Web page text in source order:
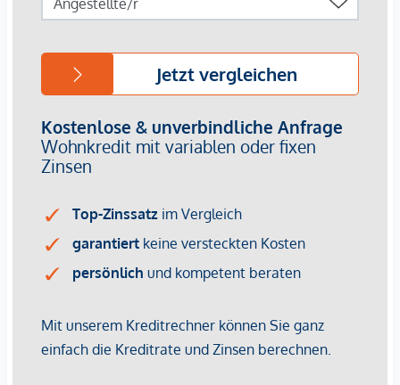
40.000,00 netto angekauft werden.
Provisionsfrei für den Käufer!
Bei diesem Angebot handelt es sich um eine
Vorsorgewohnung, die zu Vermietungszwecken erworben
20% USt. Diese Daten sind vorbehaltlich möglicher
Wir weisen darauf hin, dass zwischen dem Vermittler und
Der Vermittler ist als Doppelmakler tätig.